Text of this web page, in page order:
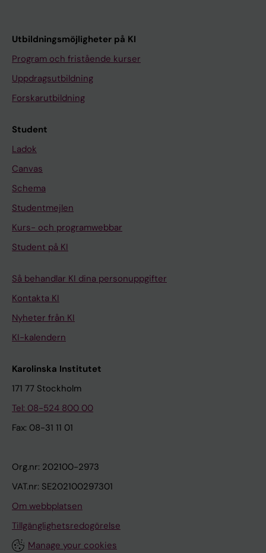
Utbildningsmöjligheter på KI
Program och fristående kurser
Uppdragsutbildning
Forskarutbildning
Student
Ladok
Canvas
Schema
Studentmejlen
Kurs- och programwebbar
Student på KI
Så behandlar KI dina personuppgifter
Kontakta KI
Nyheter från KI
KI-kalendern
Karolinska Institutet
171 77 Stockholm
Tel: 08-524 800 00
Fax: 08-31 11 01
Org.nr: 202100-2973
VAT.nr: SE202100297301
Om webbplatsen
Tillgänglighetsredogörelse
Manage your cookies